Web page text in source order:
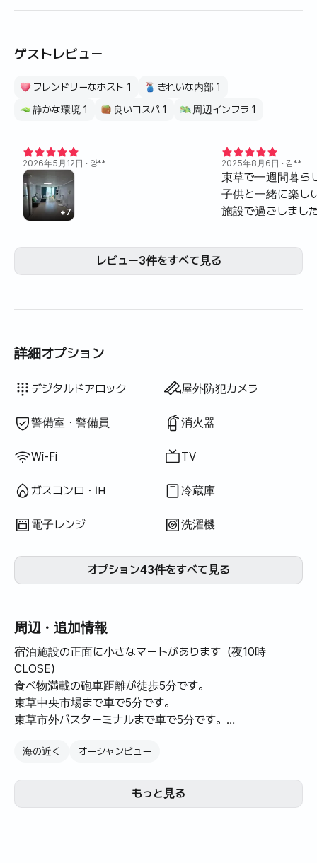
ゲストレビュー
フレンドリーなホスト 1
きれいな内部 1
静かな環境 1
良いコスパ 1 周辺インフラ 1
2026年5月12日 · 양**
+7
2025年8月6日 · 김**
束草で一週間暮ら
子供と一緒に楽し
施設で過ごしまし
離が近く、海水浴
トランもたくさん
り、食材を手に入
す。 一番良い部分
す。 子供たちと一
レビュー3件をすべて見る
詳細オプション
デジタルドアロック 屋外防犯カメラ
警備室・警備員 消火器
Wi-Fi TV
ガスコンロ・IH 冷蔵庫
電子レンジ 洗濯機
乾燥機
寝具あり
追加寝具あり
エアコン
ボイラー（都市ガス）
ダイニングテーブル・椅子
クローゼット
ソファ
利用不可:
鍵式ロック
利用不可:
共用ガスコンロ・IH
利用不可:
共用冷蔵庫
利用不可:
共用電子レンジ
利用不可:
共用洗濯機
利用不可:
共用乾燥機
利用不可:
デスク
ウォシュレット
ドライヤー
トッパー・折りたたみマットレス
遮光カーテン
ほうき
洗濯洗剤
柔軟剤
食器用洗剤
生ごみ袋
ごみ袋
布巾
スポンジ
掃除機
電気ケトル
炊飯器
調理器具（まな板・包丁・はさみ等）
鍋・フライパン
基本食器（皿・カップ等）
エレベーター
テラス
ハンガーラック
ソファベッド
扇風機
プロジェクター
物干しラック
利用不可: バスタブ
利用不可: 浄水シャワー
利用不可: ボディソープ
利用不可: シャンプー・リンス
利用不可: 石鹸
利用不可: トイレットペーパー
利用不可: 歯ブラシ
利用不可: 歯磨き粉
利用不可: タオル
利用不可: ブラインド
利用不可: 屋外バーベキュー設備
利用不可: 無料フィットネス
利用不可: プール
利用不可: 無料共用サウナ
利用不可: スパ・ワールプール
利用不可: ジャグジー・ヒノキ風呂
利用不可: 座卓
利用不可: 電気ボイラー
利用不可: 灯油暖房
利用不可: LPGガス
利用不可: 再生可能エネルギー
利用不可: 有線インターネット
利用不可: アイロン
利用不可: 洗濯乾燥機一体型
オプション43件をすべて見る
周辺・追加情報
宿泊施設の正面に小さなマートがあります（夜10時
CLOSE）
食べ物満載の砲車距離が徒歩5分です。
束草中央市場まで車で5分です。
束草市外バスターミナルまで車で5分です。
す。
全15階建ての建物の14階に位置し、窓から見えるパノラマ
です。
海の近く オーシャンビュー
もっと見る